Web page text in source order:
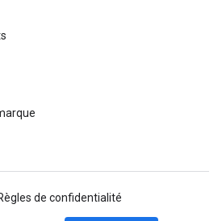
de confidentialité